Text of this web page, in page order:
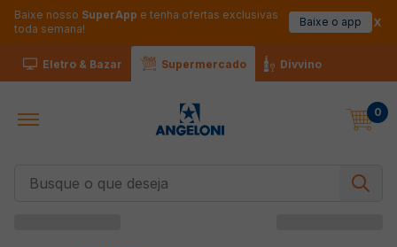
Baixe nosso SuperApp e tenha ofertas exclusivas
toda semana!
Baixe o app
Eletro & Bazar Supermercado Divvino
0